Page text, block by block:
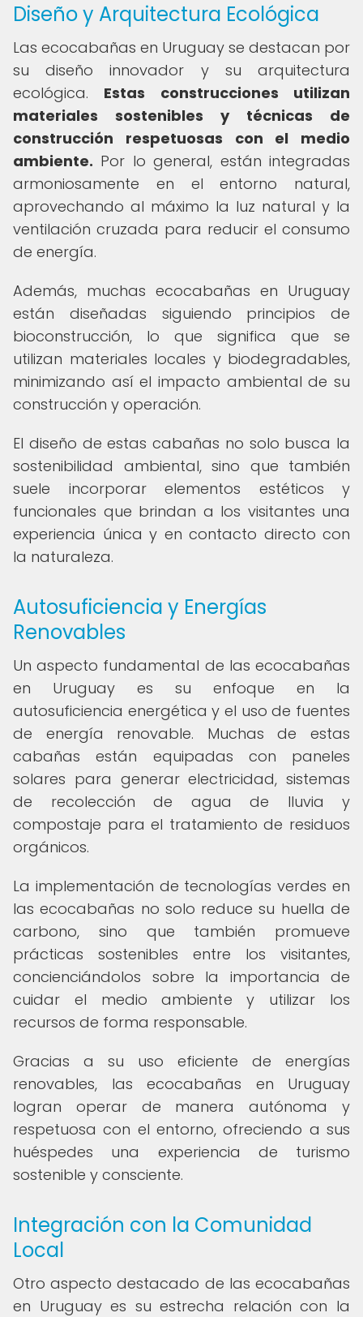
Diseño y Arquitectura Ecológica
Las ecocabañas en Uruguay se destacan por
su diseño innovador y su arquitectura
ecológica. Estas construcciones utilizan
materiales sostenibles y técnicas de
construcción respetuosas con el medio
ambiente. Por lo general, están integradas
armoniosamente en el entorno natural,
aprovechando al máximo la luz natural y la
ventilación cruzada para reducir el consumo
de energía.
Además, muchas ecocabañas en Uruguay
están diseñadas siguiendo principios de
bioconstrucción, lo que significa que se
utilizan materiales locales y biodegradables,
minimizando así el impacto ambiental de su
construcción y operación.
El diseño de estas cabañas no solo busca la
sostenibilidad ambiental, sino que también
suele incorporar elementos estéticos y
funcionales que brindan a los visitantes una
experiencia única y en contacto directo con
la naturaleza.
Autosuficiencia y Energías
Renovables
Un aspecto fundamental de las ecocabañas
en Uruguay es su enfoque en la
autosuficiencia energética y el uso de fuentes
de energía renovable. Muchas de estas
cabañas están equipadas con paneles
solares para generar electricidad, sistemas
de recolección de agua de lluvia y
compostaje para el tratamiento de residuos
orgánicos.
La implementación de tecnologías verdes en
las ecocabañas no solo reduce su huella de
carbono, sino que también promueve
prácticas sostenibles entre los visitantes,
concienciándolos sobre la importancia de
cuidar el medio ambiente y utilizar los
recursos de forma responsable.
Gracias a su uso eficiente de energías
renovables, las ecocabañas en Uruguay
logran operar de manera autónoma y
respetuosa con el entorno, ofreciendo a sus
huéspedes una experiencia de turismo
sostenible y consciente.
Integración con la Comunidad
Local
Otro aspecto destacado de las ecocabañas
en Uruguay es su estrecha relación con la